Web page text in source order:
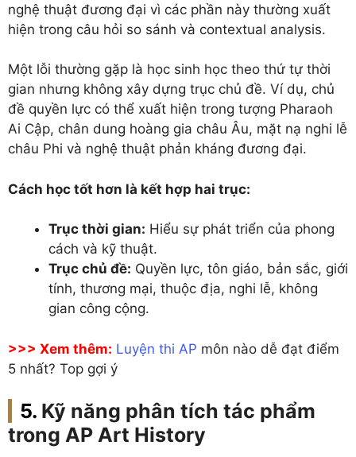
nghệ thuật đương đại vì các phần này thường xuất
hiện trong câu hỏi so sánh và contextual analysis.
Một lỗi thường gặp là học sinh học theo thứ tự thời
gian nhưng không xây dựng trục chủ đề. Ví dụ, chủ
đề quyền lực có thể xuất hiện trong tượng Pharaoh
Ai Cập, chân dung hoàng gia châu Âu, mặt nạ nghi lễ
châu Phi và nghệ thuật phản kháng đương đại.
Cách học tốt hơn là kết hợp hai trục:
Trục thời gian: Hiểu sự phát triển của phong
cách và kỹ thuật.
Trục chủ đề: Quyền lực, tôn giáo, bản sắc, giới
tính, thương mại, thuộc địa, nghi lễ, không
gian công cộng.
>>> Xem thêm: Luyện thi AP môn nào dễ đạt điểm
5 nhất? Top gợi ý
Kỹ năng phân tích tác phẩm
trong AP Art History